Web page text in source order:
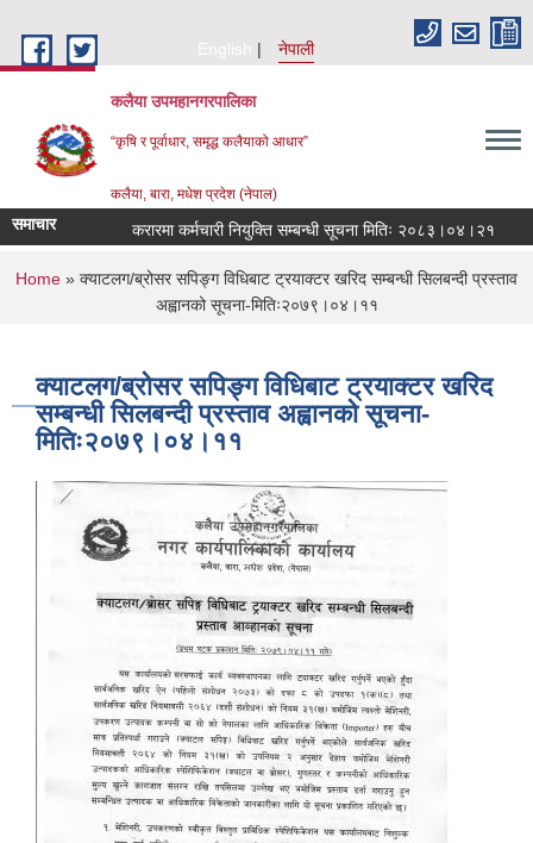
English
नेपाली
कलैया उपमहानगरपालिका
“कृषि र पूर्वाधार, समृद्ध कलैयाको आधार”
कलैया, बारा, मधेश प्रदेश (नेपाल)
समाचार करारमा कर्मचारी नियुक्ति सम्बन्धी सूचना मितिः २०८३।०४।२१
You are here
Home » क्याटलग/ब्रोसर सपिङ्ग विधिबाट ट्रयाक्टर खरिद सम्बन्धी सिलबन्दी प्रस्ताव
अह्वानको सूचना-मितिः२०७९।०४।११
क्याटलग/ब्रोसर सपिङ्ग विधिबाट ट्रयाक्टर खरिद
सम्बन्धी सिलबन्दी प्रस्ताव अह्वानको सूचना-
मितिः२०७९।०४।११